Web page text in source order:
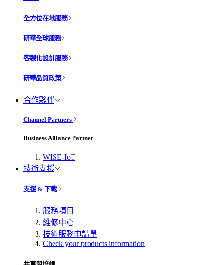
全方位在地服務
研華全球服務
客製化設計服務
研華品質政策
合作夥伴
Channel Partners
Business Alliance Partner
WISE-IoT
技術支援
支援 & 下載
服務項目
維修中心
技術服務申請單
Check your products information